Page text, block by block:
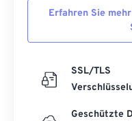
Erfahren Sie
SSL/TLS
Geschützte